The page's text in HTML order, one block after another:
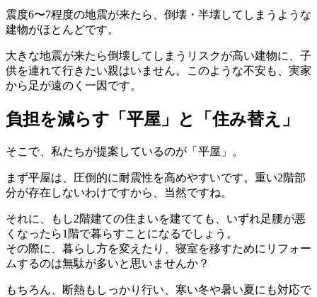
震度6〜7程度の地震が来たら、倒壊・半壊してしまうような
建物がほとんどです。
大きな地震が来たら倒壊してしまうリスクが高い建物に、子
供を連れて行きたい親はいません。このような不安も、実家
から足が遠のく一因です。
負担を減らす「平屋」と「住み替え」
そこで、私たちが提案しているのが「平屋」。
まず平屋は、圧倒的に耐震性を高めやすいです。重い2階部
分が存在しないわけですから、当然ですね。
それに、もし2階建ての住まいを建てても、いずれ足腰が悪
くなったら1階で暮らすことになるでしょう。
その際に、暮らし方を変えたり、寝室を移すためにリフォー
ムするのは無駄が多いと思いませんか？
もちろん、断熱もしっかり行い、寒い冬や暑い夏にも対応で